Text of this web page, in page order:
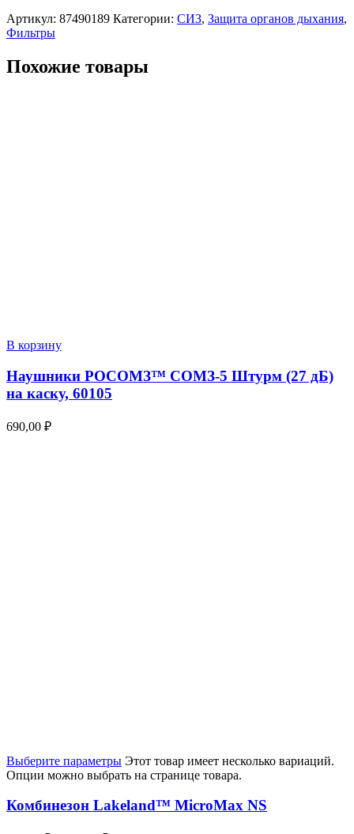
Артикул: 87490189 Категории: СИЗ, Защита органов дыхания,
Фильтры
Похожие товары
В корзину
Наушники РОСОМЗ™ СОМЗ-5 Штурм (27 дБ)
на каску, 60105
690,00 ₽
Выберите параметры Этот товар имеет несколько вариаций.
Опции можно выбрать на странице товара.
Комбинезон Lakeland™ MicroMax NS